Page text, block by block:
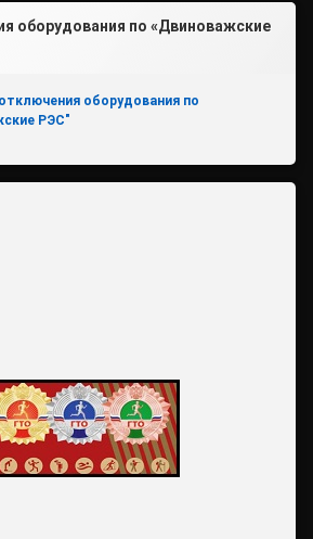
оборудования по «Двиноважские